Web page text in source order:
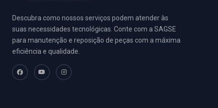
Descubra como nossos serviços podem atender às
suas necessidades tecnológicas. Conte com a SAGSE
para manutenção e reposição de peças com a máxima
eficiência e qualidade.